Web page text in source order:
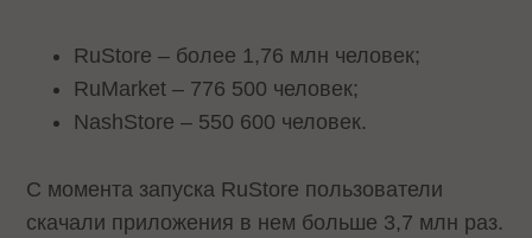
RuStore – более 1,76 млн человек;
RuMarket – 776 500 человек;
NashStore – 550 600 человек.
С момента запуска RuStore пользователи
скачали приложения в нем больше 3,7 млн раз.